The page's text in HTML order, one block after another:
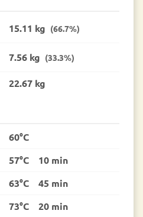
15.11 kg (66.7%)
7.56 kg (33.3%)
22.67 kg
60°C
57°C
10 min
63°C
45 min
73°C
20 min